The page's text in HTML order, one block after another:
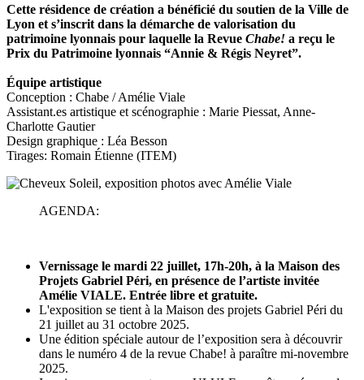
Cette résidence de création a bénéficié du soutien de la Ville de
Lyon et s’inscrit dans la démarche de valorisation du
patrimoine lyonnais pour laquelle la Revue Chabe! a reçu le
Prix du Patrimoine lyonnais “Annie & Régis Neyret”.
Équipe artistique
Conception : Chabe / Amélie Viale
Assistant.es artistique et scénographie : Marie Piessat, Anne-
Charlotte Gautier
Design graphique : Léa Besson
Tirages: Romain Étienne (ITEM)
AGENDA:
Vernissage le mardi 22 juillet, 17h-20h, à la Maison des
Projets Gabriel Péri, en présence de l’artiste invitée
Amélie VIALE. Entrée libre et gratuite.
L'exposition se tient à la Maison des projets Gabriel Péri du
21 juillet au 31 octobre 2025.
Une édition spéciale autour de l’exposition sera à découvrir
dans le numéro 4 de la revue Chabe! à paraître mi-novembre
2025.